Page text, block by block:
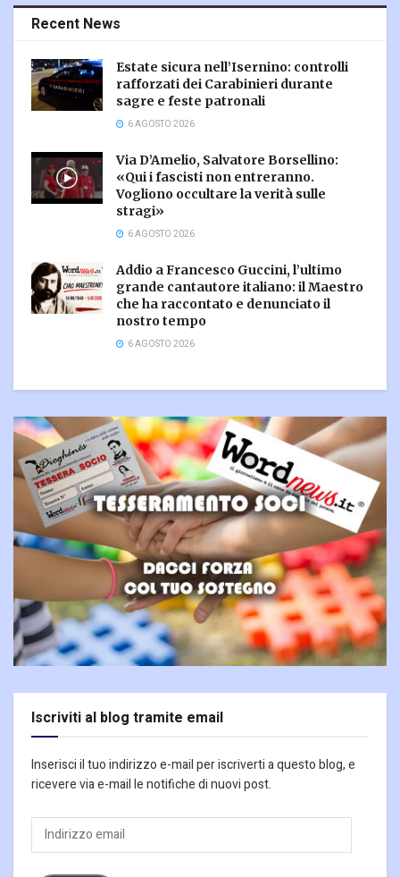
Recent News
Estate sicura nell’Isernino: controlli
rafforzati dei Carabinieri durante
sagre e feste patronali
6 AGOSTO 2026
Via D’Amelio, Salvatore Borsellino:
«Qui i fascisti non entreranno.
Vogliono occultare la verità sulle
stragi»
6 AGOSTO 2026
Addio a Francesco Guccini, l’ultimo
grande cantautore italiano: il Maestro
che ha raccontato e denunciato il
nostro tempo
6 AGOSTO 2026
Iscriviti al blog tramite email
Inserisci il tuo indirizzo e-mail per iscriverti a questo blog, e
ricevere via e-mail le notifiche di nuovi post.
Indirizzo
email